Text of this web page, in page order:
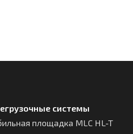
системы
площадка MLC HL-T